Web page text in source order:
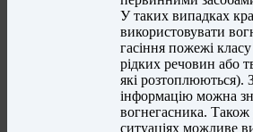
У таких випадках
використовувати
гасіння пожежі
рідких речовин або
які розтоплюються).
інформацію можна
вогнегасника.
ситуаціях можливе